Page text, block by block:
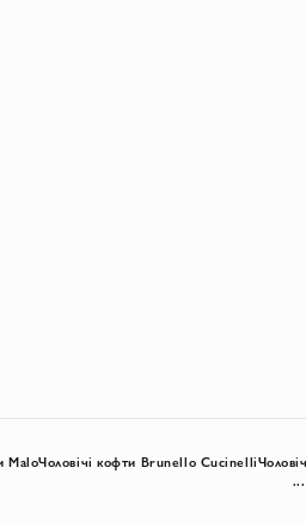
MaloЧоловічі кофти Brunello Cucinelli
...